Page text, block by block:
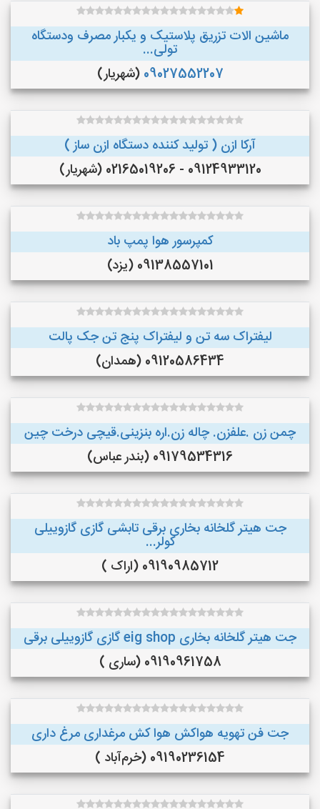
ماشین الات تزریق پلاستیک و یکبار مصرف ودستگاه
تولی...
09027552207 (شهریار)
آرکا ازن ( تولید کننده دستگاه ازن ساز )
09124933120 - 02165019206 (شهریار)
کمپرسور هوا پمپ باد
09138557101 (یزد)
لیفتراک سه تن و لیفتراک پنج تن جک پالت
09120586434 (همدان)
چمن زن .علفزن. چاله زن.اره بنزینی.قیچی درخت چین
09179534316 (بندر عباس)
جت هیتر گلخانه بخاری برقی تابشی گازی گازوییلی
کولر...
09190985712 (اراک )
جت هیتر گلخانه بخاری eig shop گازی گازوییلی برقی
09190961758 (ساری )
جت فن تهویه هواکش هوا کش مرغداری مرغ داری
09190236154 (خرم‌آباد )